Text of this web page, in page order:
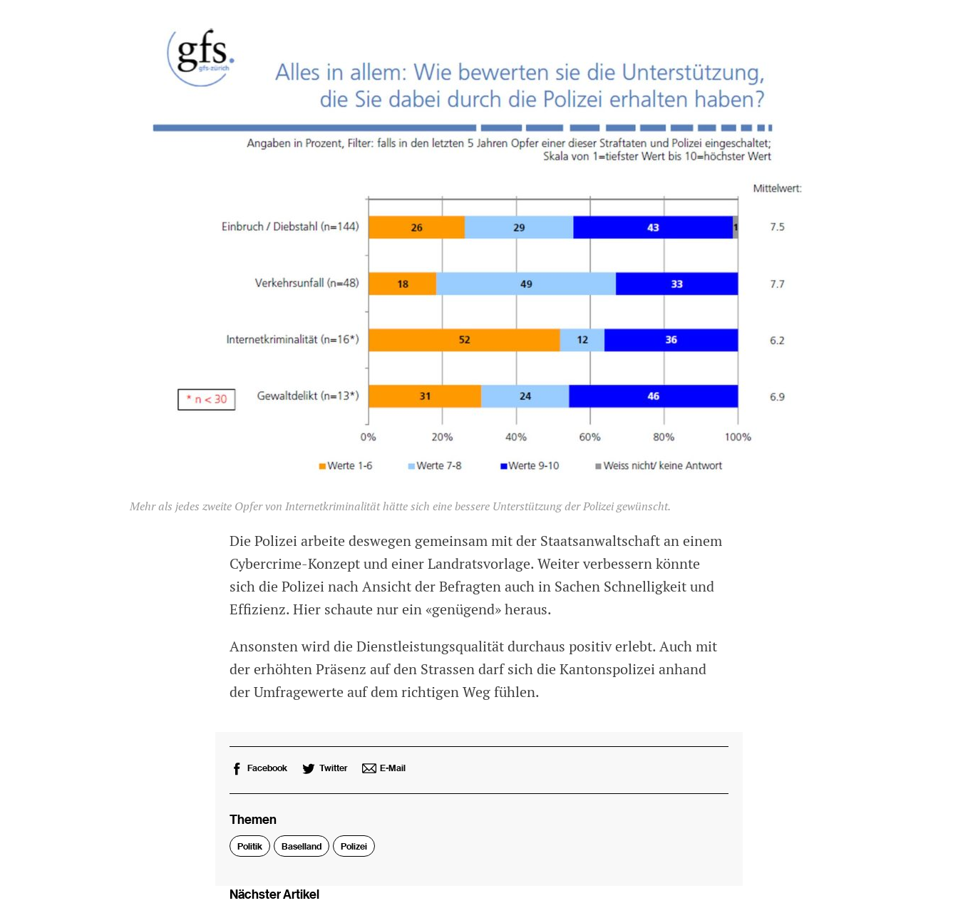
Mehr als jedes zweite Opfer von Internetkriminalität hätte sich eine bessere Unterstützung der Polizei gewünscht.
Die Polizei arbeite deswegen gemeinsam mit der Staatsanwaltschaft an einem
Cybercrime-Konzept und einer Landratsvorlage. Weiter verbessern könnte
sich die Polizei nach Ansicht der Befragten auch in Sachen Schnelligkeit und
Effizienz. Hier schaute nur ein «genügend» heraus.
Ansonsten wird die Dienstleistungsqualität durchaus positiv erlebt. Auch mit
der erhöhten Präsenz auf den Strassen darf sich die Kantonspolizei anhand
der Umfragewerte auf dem richtigen Weg fühlen.
Facebook Twitter E-Mail
Themen
Politik Baselland Polizei
Nächster Artikel